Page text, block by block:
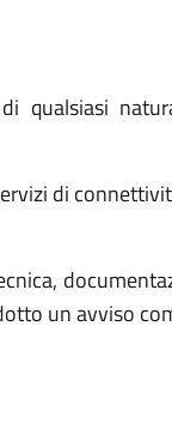
qualsiasi
di
un avviso